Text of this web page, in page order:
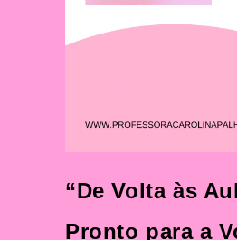
“De Volta às
Pronto para a